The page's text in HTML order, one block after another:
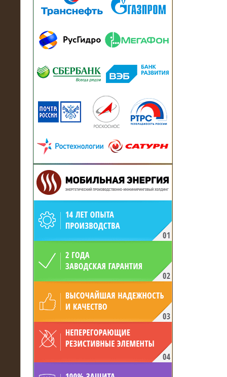
Активно-реактивные нагрузочные
модули 15 МВт (21,5 МВА) На Кубок
конфедераций
произведён высоковольтный
нагрузочный комплекс 24 МВт с
напряжением 6/10 кВ